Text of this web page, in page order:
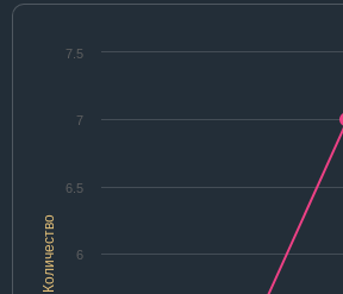
Количество 6
6.5
7
7.5